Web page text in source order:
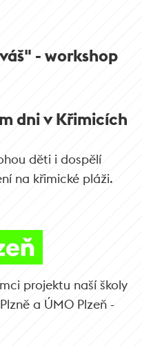
- workshop
dni v Křimicích
děti i dospělí
na křimické pláži.
projektu naší školy
a ÚMO Plzeň -